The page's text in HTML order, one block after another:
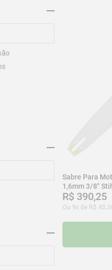
Sabre Para
1,6mm 3/8"
R$ 390,25
Ou 9x de R$ 43